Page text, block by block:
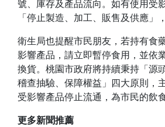
號、庫存及產品流向。如有使用受
「停止製造、加工、販售及供應」
衛生局也提醒市民朋友，若持有食
影響產品，請立即暫停食用，並依
換貨。桃園市政府將持續秉持「源
稽查抽驗、保障權益」四大原則，
受影響產品停止流通，為市民的飲
更多新聞推薦